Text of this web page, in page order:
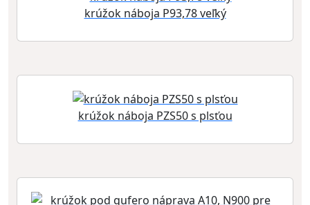
krúžok náboja P93,78 veľký
krúžok náboja PZS50 s plsťou